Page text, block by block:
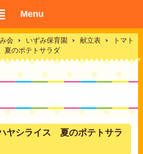
Menu
会 いずみ保育園 献立表
トマト
夏のポテトサラダ
ヤシライス 夏のポテトサラ